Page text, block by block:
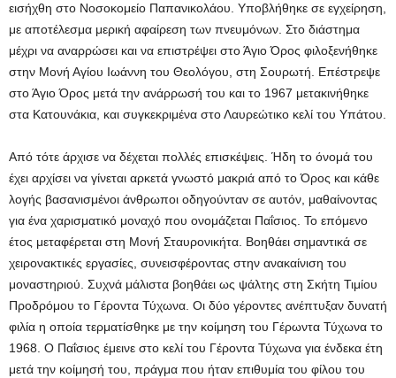
εισήχθη στο Νοσοκομείο Παπανικολάου. Υποβλήθηκε σε εγχείρηση,
με αποτέλεσμα μερική αφαίρεση των πνευμόνων. Στο διάστημα
μέχρι να αναρρώσει και να επιστρέψει στο Άγιο Όρος φιλοξενήθηκε
στην Μονή Αγίου Ιωάννη του Θεολόγου, στη Σουρωτή. Επέστρεψε
στο Άγιο Όρος μετά την ανάρρωσή του και το 1967 μετακινήθηκε
στα Κατουνάκια, και συγκεκριμένα στο Λαυρεώτικο κελί του Υπάτου.
Από τότε άρχισε να δέχεται πολλές επισκέψεις. Ήδη το όνομά του
έχει αρχίσει να γίνεται αρκετά γνωστό μακριά από το Όρος και κάθε
λογής βασανισμένοι άνθρωποι οδηγούνταν σε αυτόν, μαθαίνοντας
για ένα χαρισματικό μοναχό που ονομάζεται Παΐσιος. Το επόμενο
έτος μεταφέρεται στη Μονή Σταυρονικήτα. Βοηθάει σημαντικά σε
χειρονακτικές εργασίες, συνεισφέροντας στην ανακαίνιση του
μοναστηριού. Συχνά μάλιστα βοηθάει ως ψάλτης στη Σκήτη Τιμίου
Προδρόμου το Γέροντα Τύχωνα. Οι δύο γέροντες ανέπτυξαν δυνατή
φιλία η οποία τερματίσθηκε με την κοίμηση του Γέρωντα Τύχωνα το
1968. Ο Παΐσιος έμεινε στο κελί του Γέροντα Τύχωνα για ένδεκα έτη
μετά την κοίμησή του, πράγμα που ήταν επιθυμία του φίλου του